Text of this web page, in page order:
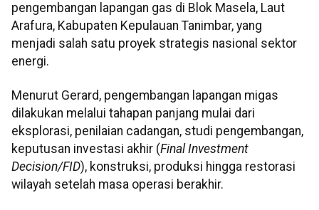
pengembangan lapangan gas di Blok Masela, Laut
Arafura, Kabupaten Kepulauan Tanimbar, yang
menjadi salah satu proyek strategis nasional sektor
energi.
Menurut Gerard, pengembangan lapangan migas
dilakukan melalui tahapan panjang mulai dari
eksplorasi, penilaian cadangan, studi pengembangan,
keputusan investasi akhir (Final Investment
Decision/FID), konstruksi, produksi hingga restorasi
wilayah setelah masa operasi berakhir.